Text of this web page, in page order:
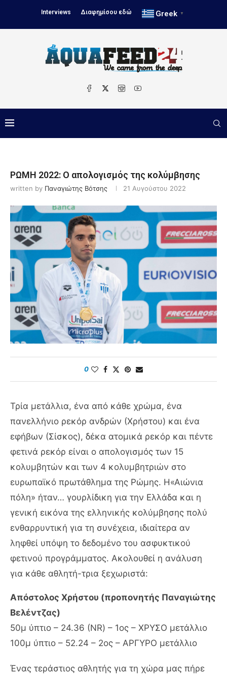
Interviews Διαφημίσου εδώ Greek ▼
ΡΩΜΗ 2022: Ο απολογισμός της κολύμβησης
written by Παναγιώτης Βότσης 21 Αυγούστου 2022
0
Τρία μετάλλια, ένα από κάθε χρώμα, ένα
πανελλήνιο ρεκόρ ανδρών (Χρήστου) και ένα
εφήβων (Σίσκος), δέκα ατομικά ρεκόρ και πέντε
φετινά ρεκόρ είναι ο απολογισμός των 15
κολυμβητών και των 4 κολυμβητριών στο
ευρωπαϊκό πρωτάθλημα της Ρώμης. Η«Αιώνια
πόλη» ήταν… γουρλίδικη για την Ελλάδα και η
γενική εικόνα της ελληνικής κολύμβησης πολύ
ενθαρρυντική για τη συνέχεια, ιδιαίτερα αν
ληφθεί υπόψη το δεδομένο του ασφυκτικού
φετινού προγράμματος. Ακολουθεί η ανάλυση
για κάθε αθλητή-τρια ξεχωριστά:
Απόστολος Χρήστου (προπονητής Παναγιώτης
Βελέντζας)
50μ ύπτιο – 24.36 (NR) – 1ος – ΧΡΥΣΟ μετάλλιο
100μ ύπτιο – 52.24 – 2ος – ΑΡΓΥΡΟ μετάλλιο
Ένας τεράστιος αθλητής για τη χώρα μας πήρε